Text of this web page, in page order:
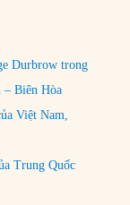
Durbrow trong
– Biên Hòa
Việt Nam,
Trung Quốc